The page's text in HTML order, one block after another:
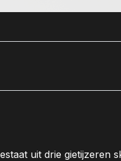
uit drie gietijzeren